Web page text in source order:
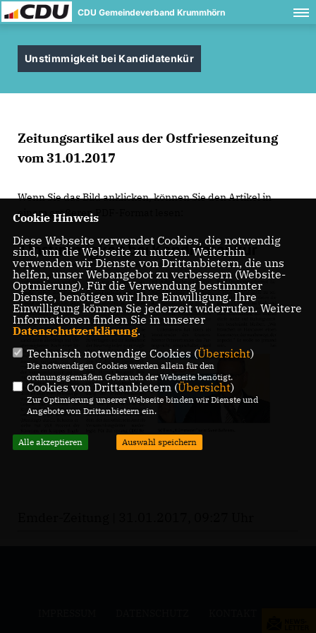
CDU Gemeindeverband Krummhörn
Unstimmigkeit bei Kandidatenkür
Zeitungsartikel aus der Ostfriesenzeitung
vom 31.01.2017
Wenn Sie das Bild anklicken, können Sie den Artikel in
einem größeren PDF-Format lesen:
Cookie Hinweis
Diese Webseite verwendet Cookies, die notwendig
sind, um die Webseite zu nutzen. Weiterhin
verwenden wir Dienste von Drittanbietern, die uns
helfen, unser Webangebot zu verbessern (Website-
Optmierung). Für die Verwendung bestimmter
Dienste, benötigen wir Ihre Einwilligung. Ihre
Einwilligung können Sie jederzeit widerrufen. Weitere
Informationen finden Sie in unserer
Datenschutzerklärung.
Technisch notwendige Cookies (Übersicht)
Die notwendigen Cookies werden allein für den
ordnungsgemäßen Gebrauch der Webseite benötigt.
Cookies von Drittanbietern (Übersicht)
Zur Optimierung unserer Webseite binden wir Dienste und
Angebote von Drittanbietern ein.
Alle akzeptieren Auswahl speichern